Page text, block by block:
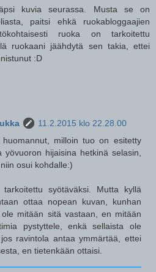
kuvia seurassa. Musta se on
paitsi ehkä ruokabloggaajien
ruoka on tarkoitettu
ruokaani jäähdytä sen takia, ettei
:D
11.2.2015 klo 22.28.00
milloin tuo on esitetty
yövuoron hijaisina hetkinä selasin,
osui kohdalle:)
syötäväksi. Mutta kyllä
ottaa nopean kuvan, kunhan
mitään sitä vastaan, en mitään
pystyttele, enkä sellaista ole
ravintola antaa ymmärtää, ettei
en tietenkään ottaisi.